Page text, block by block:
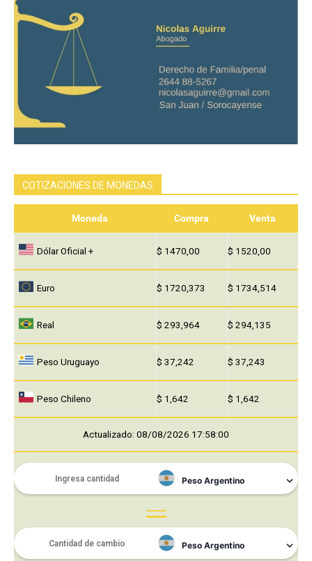
COTIZACIONES DE MONEDAS
Moneda Compra Venta
Dólar Oficial + $ 1470,00 $ 1520,00
Euro $ 1720,373 $ 1734,514
Real $ 293,964 $ 294,135
Peso Uruguayo $ 37,242 $ 37,243
Peso Chileno $ 1,642 $ 1,642
Actualizado: 08/08/2026 17:58:00